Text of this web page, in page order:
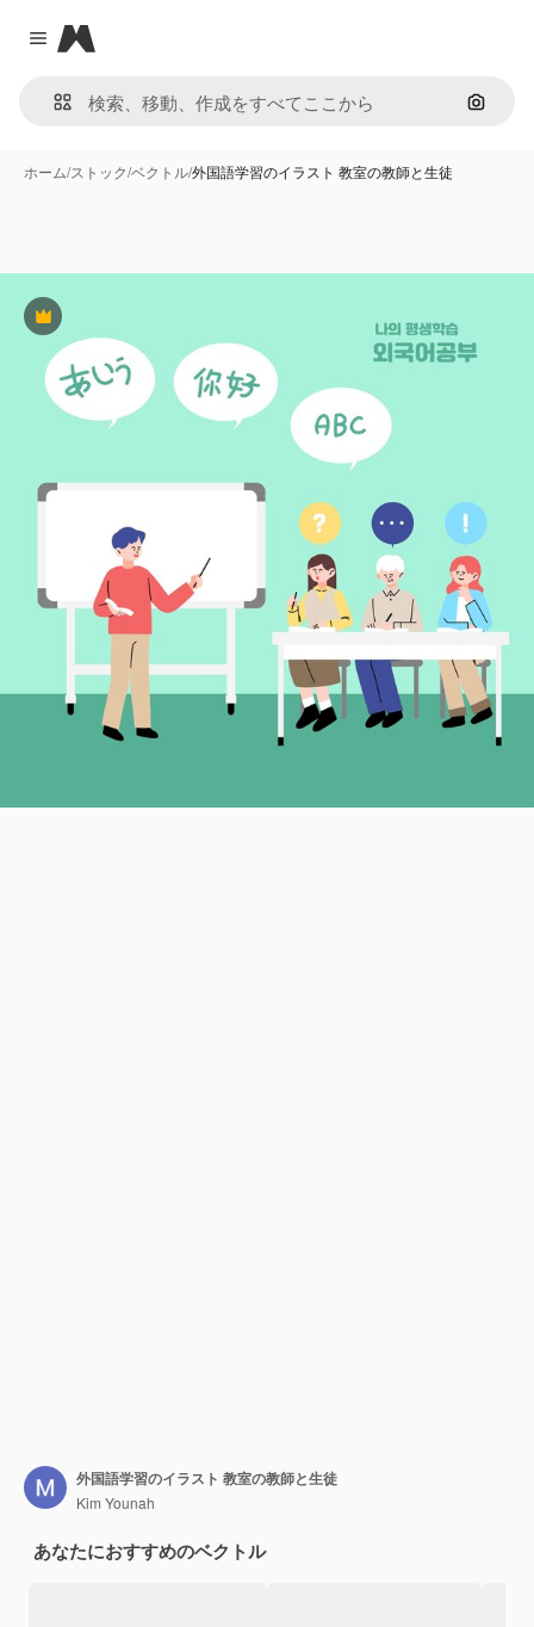
Close menu
Magnific
画像で
ホーム/ストック/ベクトル/外国語学習のイラスト 教室の教師と生徒
Premium
外国語学習のイラスト 教室の教師と生徒
Kim Younah
あなたにおすすめのベクトル